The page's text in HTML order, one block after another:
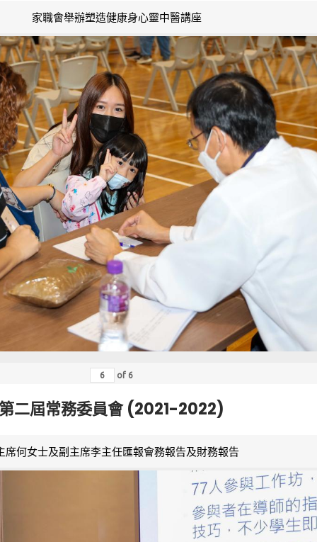
家職會舉辦塑造健康身心靈中醫講座
of 6
二屆常務委員會 (2021-2022)
席何女士及副主席李主任匯報會務報告及財務報告